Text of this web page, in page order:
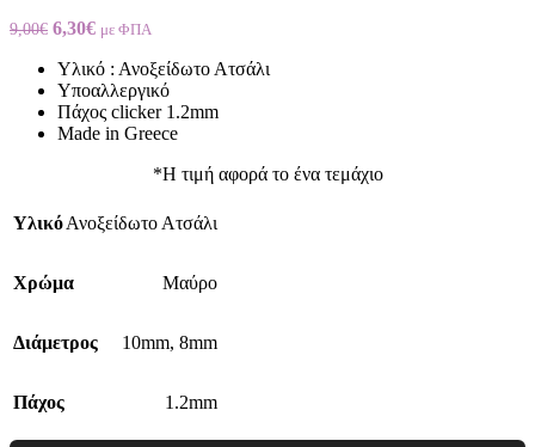
9,00€ 6,30€ με ΦΠΑ
Υλικό : Ανοξείδωτο Ατσάλι
Υποαλλεργικό
Πάχος clicker 1.2mm
Made in Greece
*Η τιμή αφορά το ένα τεμάχιο
ΥλικόΑνοξείδωτο Ατσάλι
Χρώμα Μαύρο
Διάμετρος 10mm, 8mm
Πάχος 1.2mm